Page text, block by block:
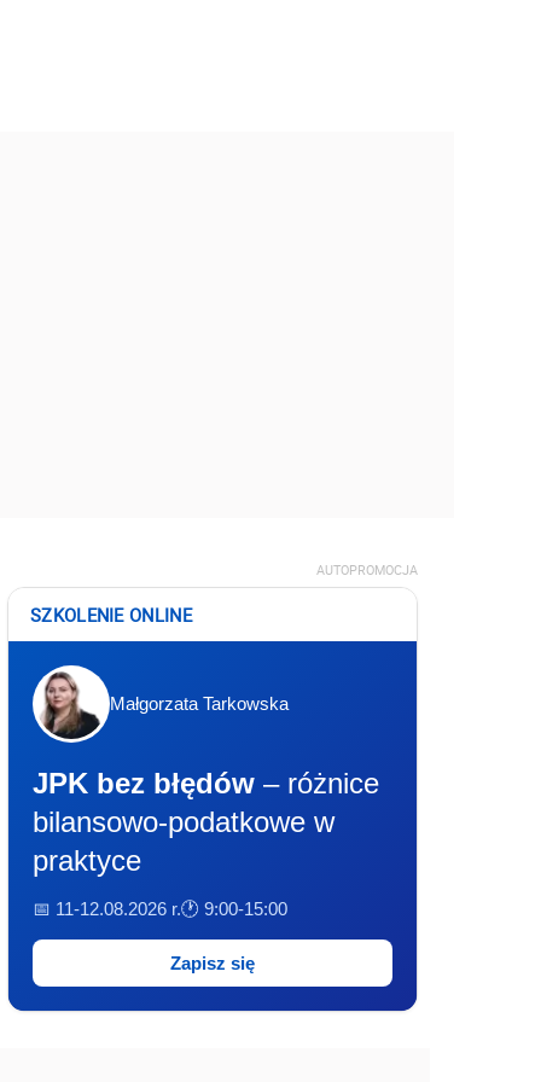
AUTOPROMOCJA
SZKOLENIE ONLINE
Małgorzata Tarkowska
JPK bez błędów – różnice
bilansowo-podatkowe w
praktyce
📅 11-12.08.2026 r.🕐 9:00-15:00
Zapisz się